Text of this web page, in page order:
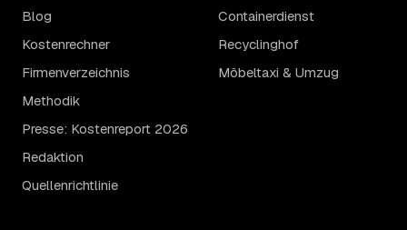
Blog
Kostenrechner
Firmenverzeichnis
Methodik
Presse: Kostenreport 2026
Redaktion
Quellenrichtlinie
Containerdienst
Recyclinghof
Möbeltaxi & Umzug